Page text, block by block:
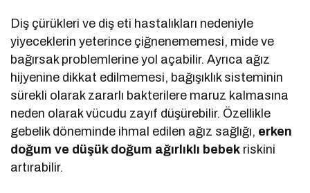
Diş çürükleri ve diş eti hastalıkları nedeniyle
yiyeceklerin yeterince çiğnenememesi, mide ve
bağırsak problemlerine yol açabilir. Ayrıca ağız
hijyenine dikkat edilmemesi, bağışıklık sisteminin
sürekli olarak zararlı bakterilere maruz kalmasına
neden olarak vücudu zayıf düşürebilir. Özellikle
gebelik döneminde ihmal edilen ağız sağlığı, erken
doğum ve düşük doğum ağırlıklı bebek riskini
artırabilir.